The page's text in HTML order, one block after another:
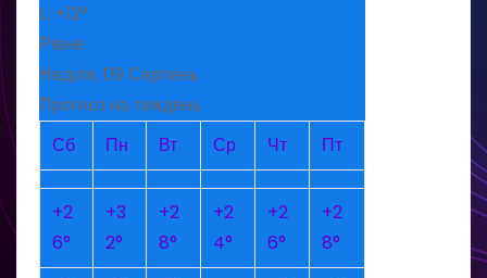
L: +12°
Рівне
Неділя, 09 Серпень
Прогноз на тиждень
Сб
Пн Вт Ср Чт Пт
+2
6°
+3
2°
+2
8°
+2
4°
+2
6°
+2
8°